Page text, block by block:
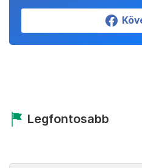
Legfontosabb